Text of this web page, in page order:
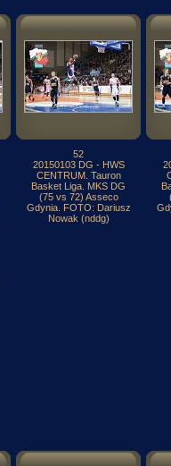
52
20150103 DG - HWS
CENTRUM. Tauron
Basket Liga. MKS DG
(75 vs 72) Asseco
Gdynia. FOTO: Dariusz
Nowak (nddg)